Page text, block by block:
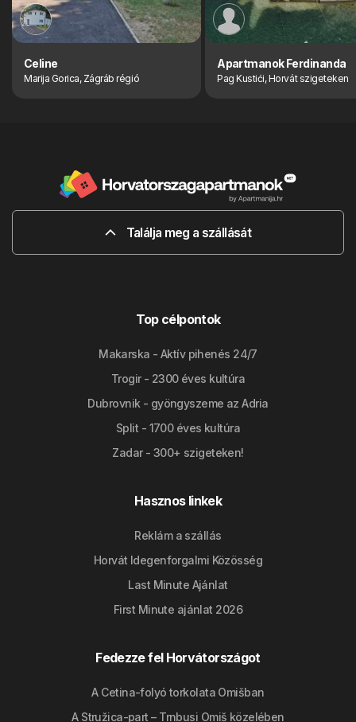
Celine
Marija Gorica, Zágráb régió
Apartmanok Ferdinanda
Pag Kustići, Horvát szigeteken
Találja meg a szállását
Top célpontok
Makarska - Aktív pihenés 24/7
Trogir - 2300 éves kultúra
Dubrovnik - gyöngyszeme az Adria
Split - 1700 éves kultúra
Zadar - 300+ szigeteken!
Hasznos linkek
Reklám a szállás
Horvát Idegenforgalmi Közösség
Last Minute Ajánlat
First Minute ajánlat 2026
Fedezze fel Horvátországot
A Cetina-folyó torkolata Omišban
A Stružica-part – Trnbusi Omiš közelében